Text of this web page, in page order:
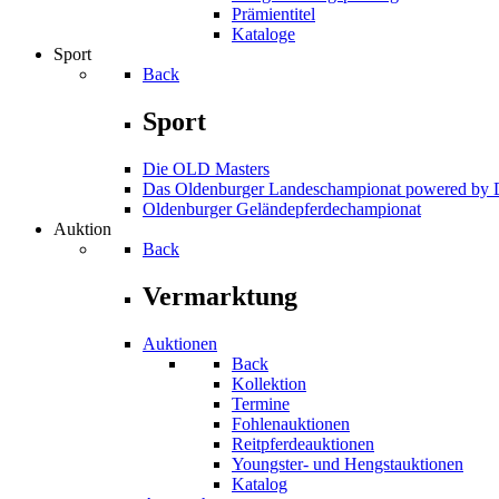
Prämientitel
Kataloge
Sport
Back
Sport
Die OLD Masters
Das Oldenburger Landeschampionat powered by
Oldenburger Geländepferde­championat
Auktion
Back
Vermarktung
Auktionen
Back
Kollektion
Termine
Fohlenauktionen
Reitpferdeauktionen
Youngster- und Hengstauktionen
Katalog